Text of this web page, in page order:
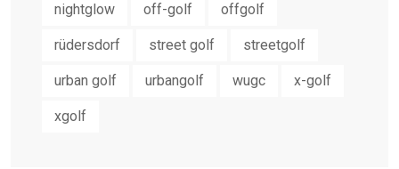
nightglow off-golf offgolf
rüdersdorf street golf streetgolf
urban golf urbangolf wugc x-golf
xgolf